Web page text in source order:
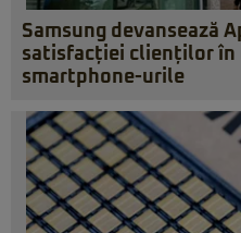
Samsung devansează
satisfacției clienților în
smartphone-urile